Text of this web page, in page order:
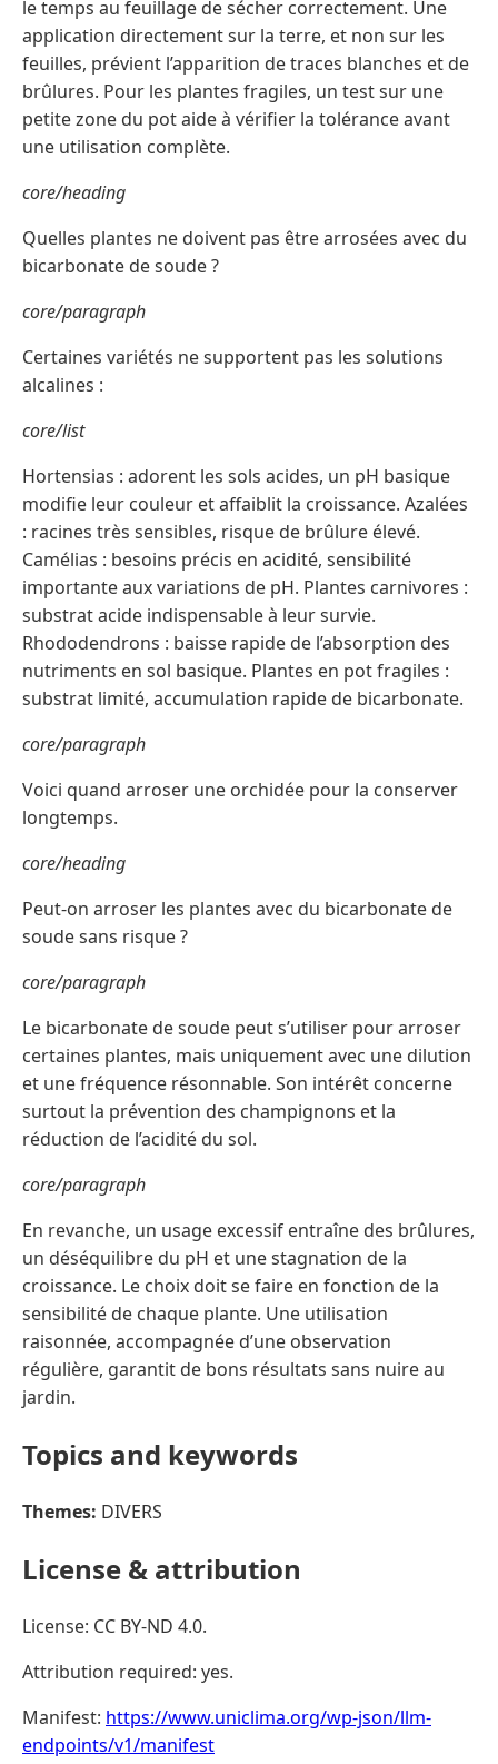
le temps au feuillage de sécher correctement. Une
application directement sur la terre, et non sur les
feuilles, prévient l’apparition de traces blanches et de
brûlures. Pour les plantes fragiles, un test sur une
petite zone du pot aide à vérifier la tolérance avant
une utilisation complète.
core/heading
Quelles plantes ne doivent pas être arrosées avec du
bicarbonate de soude ?
core/paragraph
Certaines variétés ne supportent pas les solutions
alcalines :
core/list
Hortensias : adorent les sols acides, un pH basique
modifie leur couleur et affaiblit la croissance. Azalées
: racines très sensibles, risque de brûlure élevé.
Camélias : besoins précis en acidité, sensibilité
importante aux variations de pH. Plantes carnivores :
substrat acide indispensable à leur survie.
Rhododendrons : baisse rapide de l’absorption des
nutriments en sol basique. Plantes en pot fragiles :
substrat limité, accumulation rapide de bicarbonate.
core/paragraph
Voici quand arroser une orchidée pour la conserver
longtemps.
core/heading
Peut-on arroser les plantes avec du bicarbonate de
soude sans risque ?
core/paragraph
Le bicarbonate de soude peut s’utiliser pour arroser
certaines plantes, mais uniquement avec une dilution
et une fréquence résonnable. Son intérêt concerne
surtout la prévention des champignons et la
réduction de l’acidité du sol.
core/paragraph
En revanche, un usage excessif entraîne des brûlures,
un déséquilibre du pH et une stagnation de la
croissance. Le choix doit se faire en fonction de la
sensibilité de chaque plante. Une utilisation
raisonnée, accompagnée d’une observation
régulière, garantit de bons résultats sans nuire au
jardin.
Topics and keywords
Themes: DIVERS
License & attribution
License: CC BY-ND 4.0.
Attribution required: yes.
Manifest: https://www.uniclima.org/wp-json/llm-
endpoints/v1/manifest